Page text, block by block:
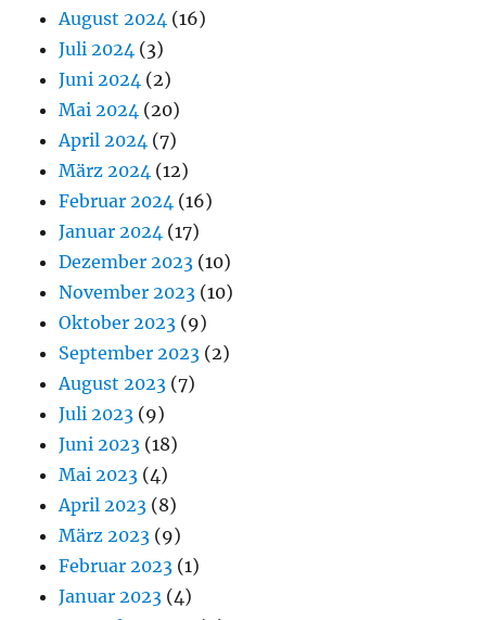
August 2024 (16)
Juli 2024 (3)
Juni 2024 (2)
Mai 2024 (20)
April 2024 (7)
März 2024 (12)
Februar 2024 (16)
Januar 2024 (17)
Dezember 2023 (10)
November 2023 (10)
Oktober 2023 (9)
September 2023 (2)
August 2023 (7)
Juli 2023 (9)
Juni 2023 (18)
Mai 2023 (4)
April 2023 (8)
März 2023 (9)
Februar 2023 (1)
Januar 2023 (4)